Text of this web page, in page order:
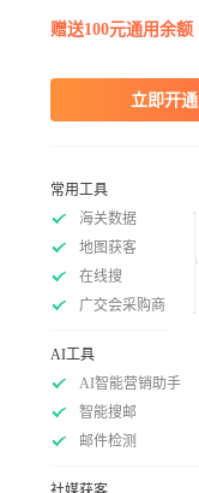
赠送100元通用余额
立即开通
常用工具
海关数据
地图获客
在线搜
广交会采购商
AI工具
AI智能营销助手
智能搜邮
邮件检测